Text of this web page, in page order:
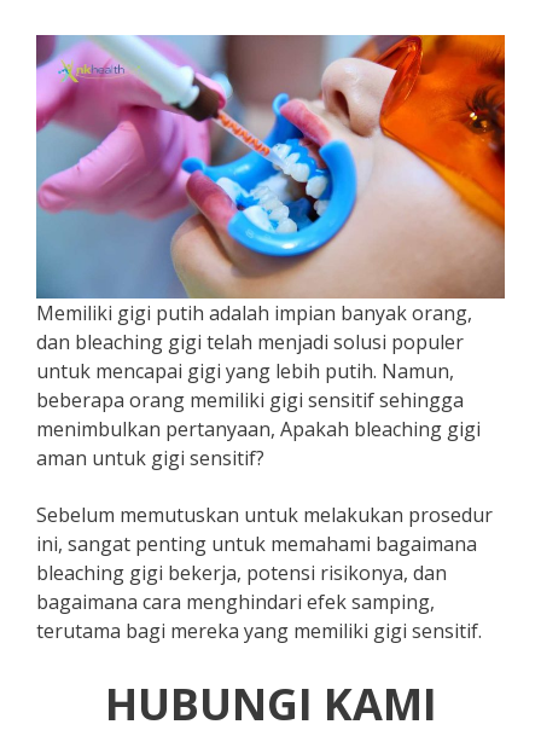
Memiliki gigi putih adalah impian banyak orang,
dan bleaching gigi telah menjadi solusi populer
untuk mencapai gigi yang lebih putih. Namun,
beberapa orang memiliki gigi sensitif sehingga
menimbulkan pertanyaan, Apakah bleaching gigi
aman untuk gigi sensitif?
Sebelum memutuskan untuk melakukan prosedur
ini, sangat penting untuk memahami bagaimana
bleaching gigi bekerja, potensi risikonya, dan
bagaimana cara menghindari efek samping,
terutama bagi mereka yang memiliki gigi sensitif.
HUBUNGI KAMI